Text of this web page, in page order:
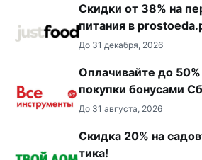
​Скидки от 38% на
питания в
До 31 декабря, 2026
Оплачивайте до
покупки бонусами
До 31 августа, 2026
Скидка 20% на
тика!